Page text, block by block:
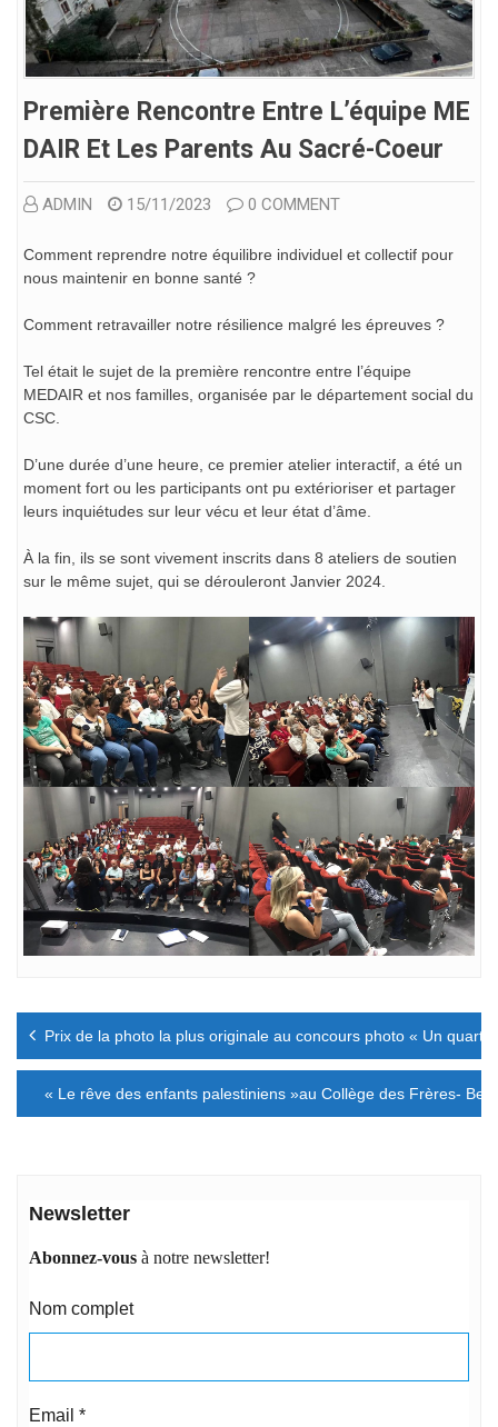
Première Rencontre Entre L’équipe ME
DAIR Et Les Parents Au Sacré-Coeur
ADMIN 15/11/2023 0 COMMENT
Comment reprendre notre équilibre individuel et collectif pour
nous maintenir en bonne santé ?
Comment retravailler notre résilience malgré les épreuves ?
Tel était le sujet de la première rencontre entre l’équipe
MEDAIR et nos familles, organisée par le département social du
CSC.
D’une durée d’une heure, ce premier atelier interactif, a été un
moment fort ou les participants ont pu extérioriser et partager
leurs inquiétudes sur leur vécu et leur état d’âme.
À la fin, ils se sont vivement inscrits dans 8 ateliers de soutien
sur le même sujet, qui se dérouleront Janvier 2024.
Navigation
l’article
Prix de la photo la plus originale au concours photo « Un quart
« Le rêve des enfants palestiniens »au Collège des Frères-
Newsletter
Abonnez-vous à notre newsletter!
Nom complet
Email *